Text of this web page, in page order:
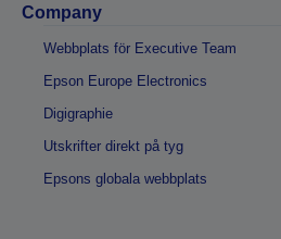
Company
Webbplats för Executive Team
Epson Europe Electronics
Digigraphie
Utskrifter direkt på tyg
Epsons globala webbplats